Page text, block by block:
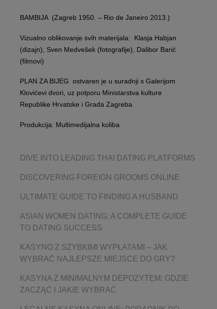
BAMBIJA (Zagreb 1950. – Rio de Janeiro 2013.)
Vizualno oblikovanje svih materijala: Klasja Habjan
(dizajn), Sven Medvešek (fotografije), Dalibor Barić
(filmovi)
PLAN ZA BIJEG ostvaren je u suradnji s Galerijom
Klovićevi dvori, uz potporu Ministarstva kulture
Republike Hrvatske i Grada Zagreba.
Produkcija: Multimedijalna koliba
DIVE INTO LEADING THAI DATING PLATFORMS
DISCOVERING FOREIGN GROOMS ONLINE
ULTIMATE GUIDE TO FINDING A HUSBAND
ASIAN WOMEN DATING: A COMPLETE GUIDE
TO DATING SUCCESS
KASYNO Z SZYBKIMI WYPŁATAMI – JAK
WYBRAĆ NAJLEPSZE MIEJSCE DO GRY?
KASYNA Z MINIMALNYM DEPOZYTEM: GDZIE
ZACZĄĆ I JAKIE WYBRAĆ